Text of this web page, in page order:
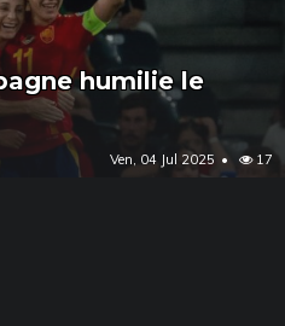
humilie le
Ven, 04 Jul 2025 17